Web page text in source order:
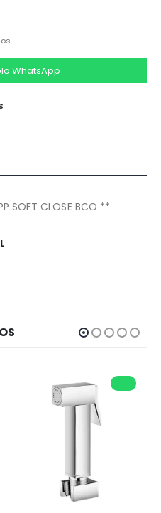
WhatsApp
SOFT CLOSE BCO **